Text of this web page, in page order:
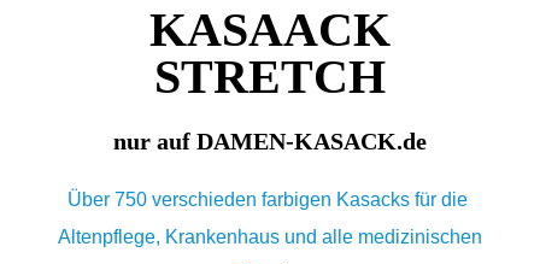
KASAACK
STRETCH
nur auf DAMEN-KASACK.de
Über 750 verschieden farbigen Kasacks für die
Altenpflege, Krankenhaus und alle medizinischen